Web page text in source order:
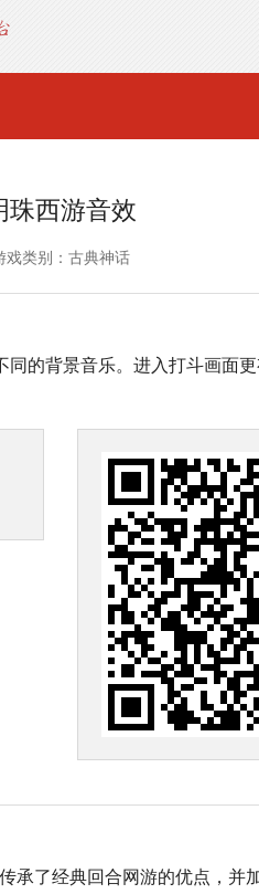
珠西游音效
戏类别：古典神话
的背景音乐。进入打斗画面更
传承了经典回合网游的优点，并